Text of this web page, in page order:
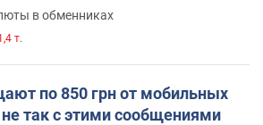
в обменниках
т.
по 850 грн от мобильных
так с этими сообщениями